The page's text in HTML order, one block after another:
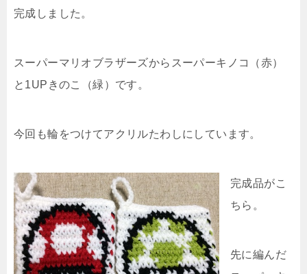
完成しました。
スーパーマリオブラザーズからスーパーキノコ（赤）
と1UPきのこ（緑）です。
今回も輪をつけてアクリルたわしにしています。
完成品がこ
ちら。
先に編んだ